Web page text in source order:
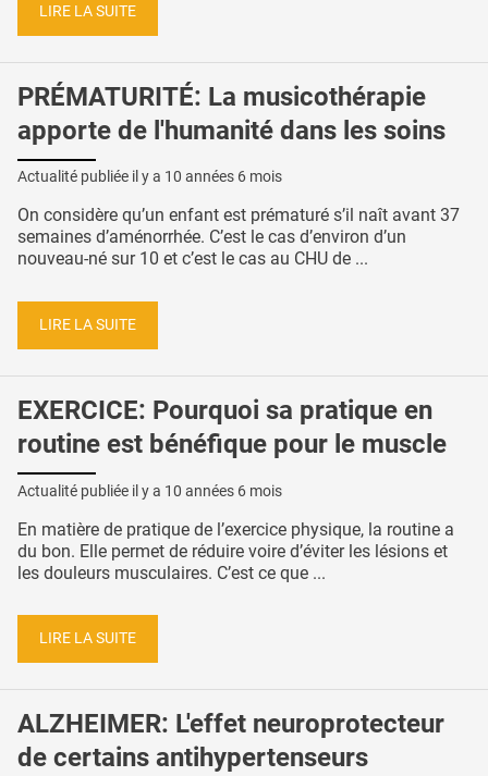
LIRE LA SUITE
PRÉMATURITÉ: La musicothérapie
apporte de l'humanité dans les soins
Actualité publiée il y a 10 années 6 mois
On considère qu’un enfant est prématuré s’il naît avant 37
semaines d’aménorrhée. C’est le cas d’environ d’un
nouveau-né sur 10 et c’est le cas au CHU de ...
LIRE LA SUITE
EXERCICE: Pourquoi sa pratique en
routine est bénéfique pour le muscle
Actualité publiée il y a 10 années 6 mois
En matière de pratique de l’exercice physique, la routine a
du bon. Elle permet de réduire voire d’éviter les lésions et
les douleurs musculaires. C’est ce que ...
LIRE LA SUITE
ALZHEIMER: L'effet neuroprotecteur
de certains antihypertenseurs